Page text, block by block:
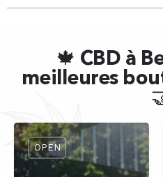
🍁 CBD à
meilleures
OPEN